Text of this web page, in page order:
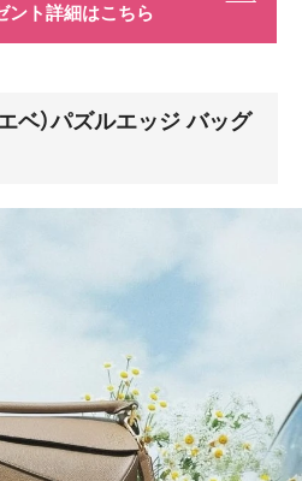
ント詳細はこちら
エベ）パズルエッジ バッグ